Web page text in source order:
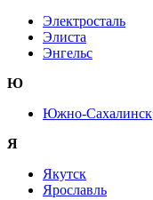
Электросталь
Элиста
Энгельс
Ю
Южно-Сахалинск
Я
Якутск
Ярославль